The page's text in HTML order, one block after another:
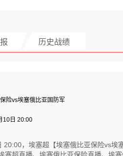
历史战绩
险vs埃塞俄比亚国防军
10日 20:00
20:00，埃塞超【埃塞俄比亚保险vs